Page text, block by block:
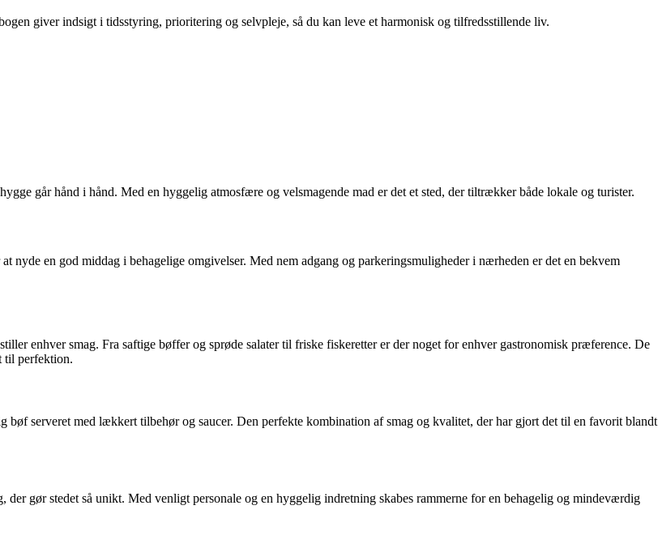
giver indsigt i tidsstyring, prioritering og selvpleje, så du kan leve et harmonisk og tilfredsstillende liv.
går hånd i hånd. Med en hyggelig atmosfære og velsmagende mad er det et sted, der tiltrækker både lokale og turister.
en god middag i behagelige omgivelser. Med nem adgang og parkeringsmuligheder i nærheden er det en bekvem
enhver smag. Fra saftige bøffer og sprøde salater til friske fiskeretter er der noget for enhver gastronomisk præference. De
til perfektion.
bøf serveret med lækkert tilbehør og saucer. Den perfekte kombination af smag og kvalitet, der har gjort det til en favorit blandt
gør stedet så unikt. Med venligt personale og en hyggelig indretning skabes rammerne for en behagelig og mindeværdig